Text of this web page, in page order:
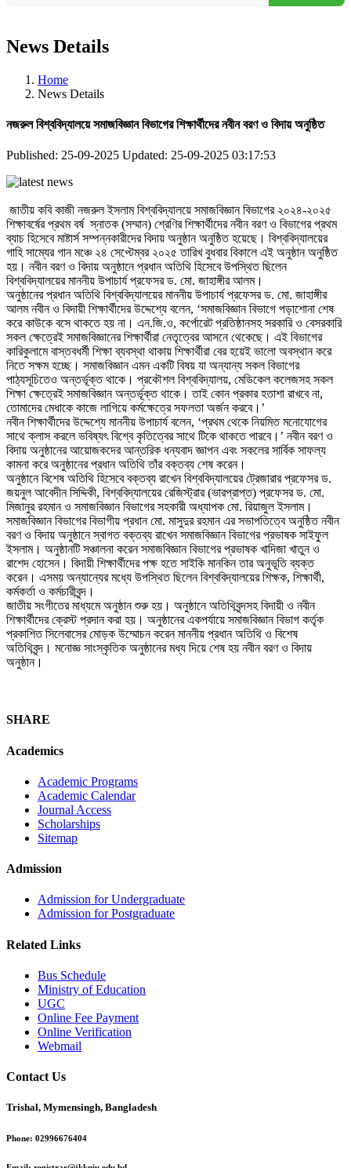
News Details
Home
News Details
নজরুল বিশ্ববিদ্যালয়ে সমাজবিজ্ঞান বিভাগের শিক্ষার্থীদের নবীন বরণ ও বিদায় অনুষ্ঠিত
Published: 25-09-2025 Updated: 25-09-2025 03:17:53
জাতীয় কবি কাজী নজরুল ইসলাম বিশ্ববিদ্যালয়ে সমাজবিজ্ঞান বিভাগের ২০২৪-২০২৫
শিক্ষাবর্ষের প্রথম বর্ষ স্নাতক (সম্মান) শ্রেণির শিক্ষার্থীদের নবীন বরণ ও বিভাগের প্রথম
ব্যাচ হিসেবে মাষ্টার্স সম্পন্নকারীদের বিদায় অনুষ্ঠান অনুষ্ঠিত হয়েছে। বিশ্ববিদ্যালয়ের
গাহি সাম্যের গান মঞ্চে ২৪ সেপ্টেম্বর ২০২৫ তারিখ বুধবার বিকালে এই অনুষ্ঠান অনুষ্ঠিত
হয়। নবীন বরণ ও বিদায় অনুষ্ঠানে প্রধান অতিথি হিসেবে উপস্থিত ছিলেন
বিশ্ববিদ্যালয়ের মাননীয় উপাচার্য প্রফেসর ড. মো. জাহাঙ্গীর আলম।
অনুষ্ঠানের প্রধান অতিথি বিশ্ববিদ্যালয়ের মাননীয় উপাচার্য প্রফেসর ড. মো. জাহাঙ্গীর
আলম নবীন ও বিদায়ী শিক্ষার্থীদের উদ্দেশ্যে বলেন, ‘সমাজবিজ্ঞান বিভাগে পড়াশোনা শেষ
করে কাউকে বসে থাকতে হয় না। এন.জি.ও, কর্পোরেট প্রতিষ্ঠানসহ সরকারি ও বেসরকারি
সকল ক্ষেত্রেই সমাজবিজ্ঞানের শিক্ষার্থীরা নেতৃত্বের আসনে থেকেছে। এই বিভাগের
কারিকুলামে বাস্তবধর্মী শিক্ষা ব্যবস্থা থাকায় শিক্ষার্থীরা বের হয়েই ভালো অবস্থান করে
নিতে সক্ষম হচ্ছে। সমাজবিজ্ঞান এমন একটি বিষয় যা অন্যান্য সকল বিভাগের
পাঠ্যসূচিতেও অন্তর্ভূক্ত থাকে। প্রকৌশল বিশ্ববিদ্যালয়, মেডিকেল কলেজসহ সকল
শিক্ষা ক্ষেত্রেই সমাজবিজ্ঞান অন্তর্ভূক্ত থাকে। তাই কোন প্রকার হতাশা রাখবে না,
তোমাদের মেধাকে কাজে লাগিয়ে কর্মক্ষেত্রে সফলতা অর্জন করবে।’
নবীন শিক্ষার্থীদের উদ্দেশ্যে মাননীয় উপাচার্য বলেন, ‘প্রথম থেকে নিয়মিত মনোযোগের
সাথে ক্লাস করলে ভবিষ্যৎ বিশ্বে কৃতিত্বের সাথে টিকে থাকতে পারবে।’ নবীন বরণ ও
বিদায় অনুষ্ঠানের আয়োজকদের আন্তরিক ধন্যবাদ জ্ঞাপন এবং সকলের সার্বিক সাফল্য
কামনা করে অনুষ্ঠানের প্রধান অতিথি তাঁর বক্তব্য শেষ করেন।
অনুষ্ঠানে বিশেষ অতিথি হিসেবে বক্তব্য রাখেন বিশ্ববিদ্যালয়ের ট্রেজারার প্রফেসর ড.
জয়নুল আবেদীন সিদ্দিকী, বিশ্ববিদ্যালয়ের রেজিস্ট্রার (ভারপ্রাপ্ত) প্রফেসর ড. মো.
মিজানুর রহমান ও সমাজবিজ্ঞান বিভাগের সহকারী অধ্যাপক মো. রিয়াজুল ইসলাম।
সমাজবিজ্ঞান বিভাগের বিভাগীয় প্রধান মো. মাসুদুর রহমান এর সভাপতিত্বে অনুষ্ঠিত নবীন
বরণ ও বিদায় অনুষ্ঠানে স্বাগত বক্তব্য রাখেন সমাজবিজ্ঞান বিভাগের প্রভাষক সাইফুল
ইসলাম। অনুষ্ঠানটি সঞ্চালনা করেন সমাজবিজ্ঞান বিভাগের প্রভাষক খাদিজা খাতুন ও
রাশেদ হোসেন। বিদায়ী শিক্ষার্থীদের পক্ষ হতে সাইকি মানকিন তার অনুভূতি ব্যক্ত
করেন। এসময় অন্যান্যের মধ্যে উপস্থিত ছিলেন বিশ্ববিদ্যালয়ের শিক্ষক, শিক্ষার্থী,
কর্মকর্তা ও কর্মচারীবৃন্দ।
জাতীয় সংগীতের মাধ্যমে অনুষ্ঠান শুরু হয়। অনুষ্ঠানে অতিথিবৃন্দসহ বিদায়ী ও নবীন
শিক্ষার্থীদের ক্রেস্ট প্রদান করা হয়। অনুষ্ঠানের একপর্যায়ে সমাজবিজ্ঞান বিভাগ কর্তৃক
প্রকাশিত সিলেবাসের মোড়ক উম্মোচন করেন মাননীয় প্রধান অতিথি ও বিশেষ
অতিথিবৃন্দ। মনোজ্ঞ সাংস্কৃতিক অনুষ্ঠানের মধ্য দিয়ে শেষ হয় নবীন বরণ ও বিদায়
অনুষ্ঠান।
SHARE
Academics
Academic Programs
Academic Calendar
Journal Access
Scholarships
Sitemap
Admission
Admission for Undergraduate
Admission for Postgraduate
Related Links
Bus Schedule
Ministry of Education
UGC
Online Fee Payment
Online Verification
Webmail
Contact Us
Trishal, Mymensingh, Bangladesh
Phone: 02996676404